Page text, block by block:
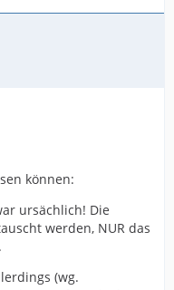
können:
ursächlich! Die
werden, NUR das
(wg.